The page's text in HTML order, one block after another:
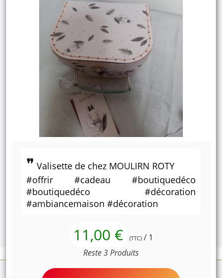
Valisette de chez MOULIRN ROTY
#offrir #cadeau #boutiquedéco
#boutiquedéco #décoration
#ambiancemaison #décoration
11,00 € (TTC) / 1
Reste 3 Produits